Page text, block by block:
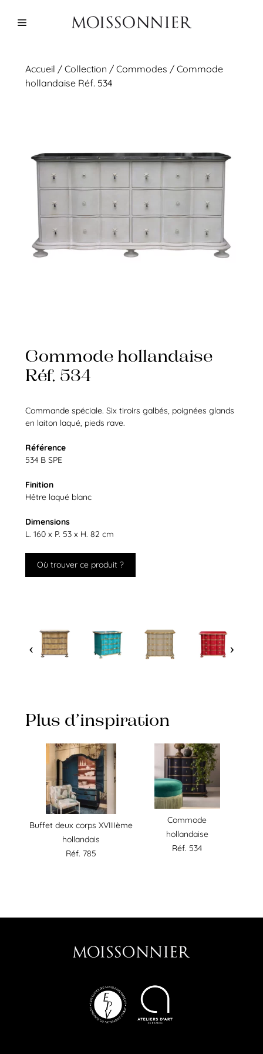
Menu
Accueil /Collection /Commodes / Commode
hollandaise Réf. 534
Commode hollandaise
Réf. 534
Commande spéciale. Six tiroirs galbés, poignées glands
en laiton laqué, pieds rave.
Référence
534 B SPE
Finition
Hêtre laqué blanc
Dimensions
L. 160 x P. 53 x H. 82 cm
Où trouver ce produit ?
Plus d’inspiration
Buffet deux corps XVIIIème
hollandais
Réf. 785
Commode
hollandaise
Réf. 534